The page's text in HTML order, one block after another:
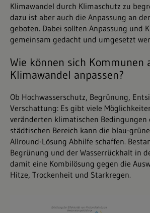
Klimawandel durch Klimaschutz zu
dazu ist aber auch die Anpassung an
geboten. Dabei sollten Anpassung und
gemeinsam gedacht und umgesetzt
Wie können sich Kommunen
Klimawandel anpassen?
Ob Hochwasserschutz, Begrünung,
Verschattung: Es gibt viele
veränderten klimatischen Bedingungen
städtischen Bereich kann die blau-
Allround-Lösung Abhilfe schaffen.
Begrünung und der Wasserrückhalt in
damit eine Kombilösung gegen die
Hitze, Trockenheit und Starkregen.